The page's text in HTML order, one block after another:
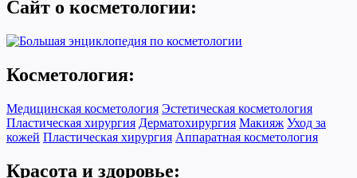
Сайт о косметологии:
Косметология:
Медицинская косметология Эстетическая косметология
Пластическая хирургия Дерматохирургия Макияж Уход за
кожей Пластическая хирургия Аппаратная косметология
Красота и здоровье: